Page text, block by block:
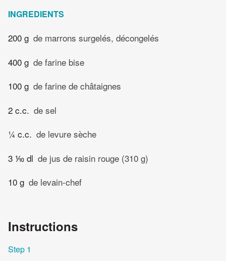
INGREDIENTS
200 g de marrons surgelés, décongelés
400 g de farine bise
100 g de farine de châtaignes
2 c.c. de sel
¼ c.c. de levure sèche
3 ⅒ dl de jus de raisin rouge (310 g)
10 g de levain-chef
Instructions
Step 1